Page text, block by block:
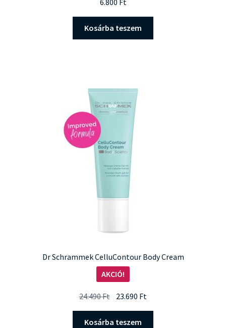
6.800 Ft
Kosárba teszem
Dr Schrammek CelluContour Body Cream
AKCIÓ!
24.490Ft Original
price
was:
23.690 Ft
price
Kosárba teszem